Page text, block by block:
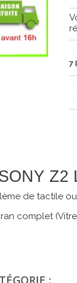
7
de tactile
complet